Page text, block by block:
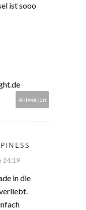
ist sooo
Antworten
14:19
in die